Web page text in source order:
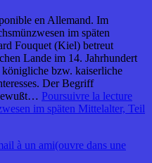
en Allemand. Im
im späten
Fouquet (Kiel) betreut
Lande im 14. Jahrhundert
bzw. kaiserliche
Der Begriff
Poursuivre la lecture
im späten Mittelalter, Teil
à un ami(ouvre dans une